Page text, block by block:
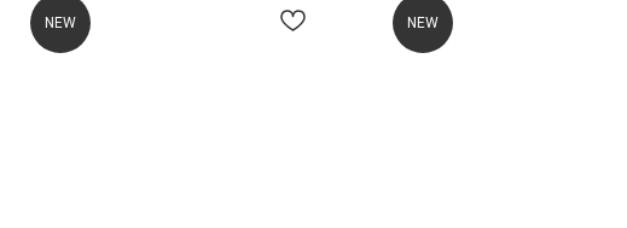
NEW NEW
КОНТАКТЫ
Санкт-